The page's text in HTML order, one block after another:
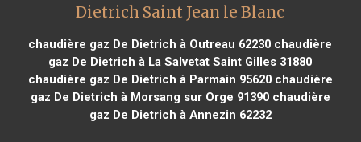
Dietrich Saint Jean le Blanc
chaudière gaz De Dietrich à Outreau 62230 chaudière
gaz De Dietrich à La Salvetat Saint Gilles 31880
chaudière gaz De Dietrich à Parmain 95620chaudière
gaz De Dietrich à Morsang sur Orge 91390chaudière
gaz De Dietrich à Annezin 62232